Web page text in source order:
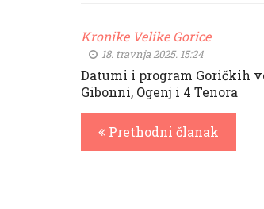
Kronike Velike Gorice
18. travnja 2025. 15:24
Datumi i program Goričkih
Gibonni, Ogenj i 4 Tenora
Prethodni članak